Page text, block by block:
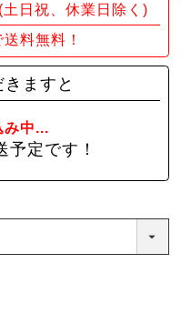
日祝、休業日除く)
料無料！
ますと
み中...
予定です！